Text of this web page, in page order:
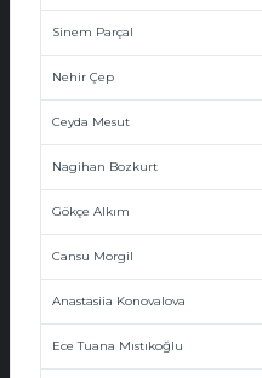
Sinem Parçal
Nehir Çep
Ceyda Mesut
Nagihan Bozkurt
Gökçe Alkım
Cansu Morgil
Anastasiia Konovalova
Ece Tuana Mıstıkoğlu